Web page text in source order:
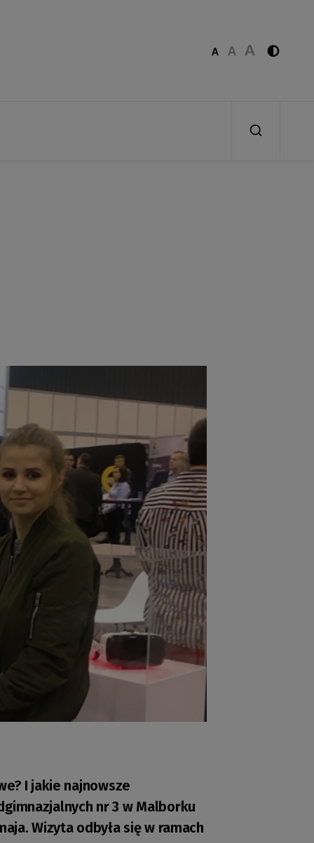
I jakie najnowsze
nr 3 w Malborku
Wizyta odbyła się w ramach